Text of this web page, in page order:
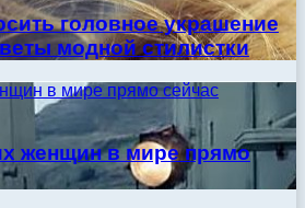
головное украшение
модной стилистки
в мире прямо сейчас
женщин в мире прямо